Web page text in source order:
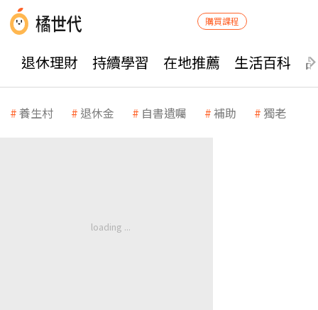
購買課程
退休理財 持續學習 在地推薦 生活百科
養生村 退休金 自書遺囑 補助 獨老